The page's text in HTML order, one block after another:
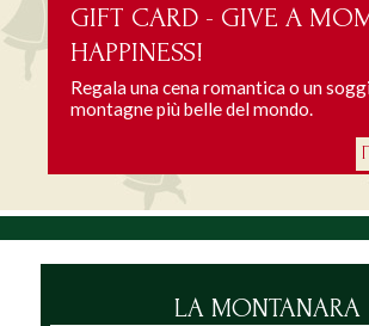
GIFT CARD - GIVE A
HAPPINESS!
Regala una cena romantica o un
montagne più belle del mondo.
LA MONTANARA